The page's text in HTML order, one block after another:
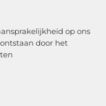
op ons
door het